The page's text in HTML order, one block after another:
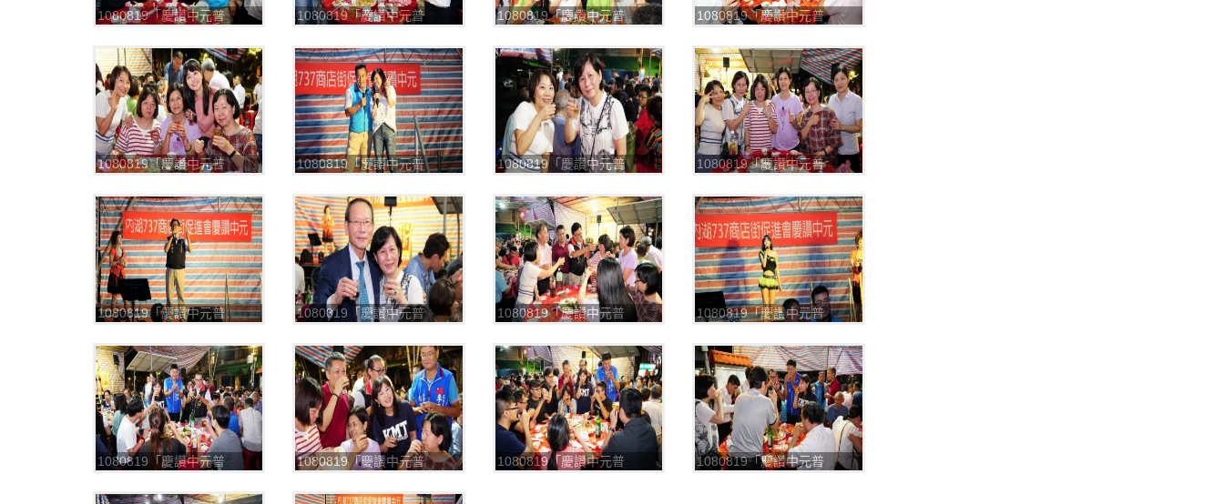
1080819「慶讚中元普
_190820_0025
1080819「慶讚中元普
_190820_0026
1080819「慶讚中元普
_190820_0027
1080819「慶讚中元普
_190820_0028
1080819「慶讚中元普
_190820_0029
1080819「慶讚中元普
_190820_0030
1080819「慶讚中元普
_190820_0031
1080819「慶讚中元普
_190820_0032
1080819「慶讚中元普
_190820_0033
1080819「慶讚中元普
_190820_0034
1080819「慶讚中元普
_190820_0035
1080819「慶讚中元普
_190820_0036
1080819「慶讚中元普
_190820_0037
1080819「慶讚中元普
_190820_0038
1080819「慶讚中元普
1080819「慶讚中元普